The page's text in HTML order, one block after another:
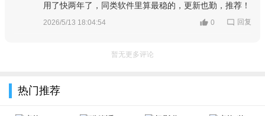
用了快两年了，同类软件里算最稳的，更新也勤，推荐！
2026/5/13 18:04:54 0 回复
暂无更多评论
热门推荐